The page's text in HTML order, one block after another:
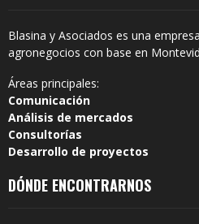
Blasina y Asociados es una
agronegocios con base en
Áreas principales:
Comunicación
Análisis de mercados
Consultorías
Desarrollo de proyectos
DÓNDE ENCONTRARNOS